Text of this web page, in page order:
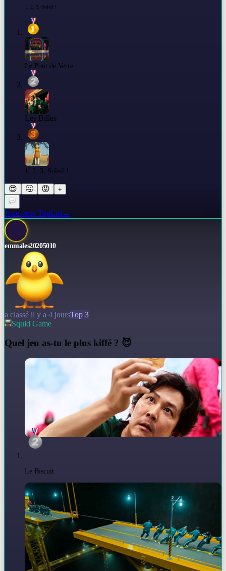
1, 2, 3, Soleil !
Le Pont de Verre
Les Billes
1, 2, 3, Soleil !
😍 🥱 😡 +
Joue cette TopList→
emmales20205010
a classé il y a 4 joursTop 3
Squid Game
Quel jeu as-tu le plus kiffé ? 😈
Le Biscuit